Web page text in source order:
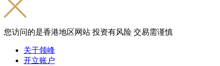
您访问的是香港地区网站 投资有风险 交易需谨慎
关于领峰
开立账户